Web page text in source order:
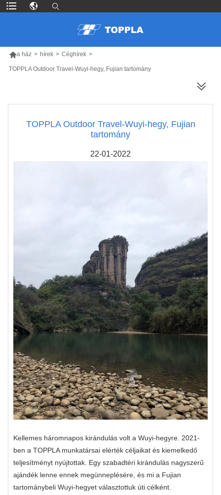
a ház > hírek > Céghírek >
TOPPLA Outdoor Travel-Wuyi-hegy, Fujian tartomány
TOPPLA Outdoor Travel-Wuyi-hegy, Fujian
tartomány
22-01-2022
Kellemes háromnapos kirándulás volt a Wuyi-hegyre. 2021-
ben a TOPPLA munkatársai elérték céljaikat és kiemelkedő
teljesítményt nyújtottak. Egy szabadtéri kirándulás nagyszerű
ajándék lenne ennek megünneplésére, és mi a Fujian
tartománybeli Wuyi-hegyet választottuk úti célként.